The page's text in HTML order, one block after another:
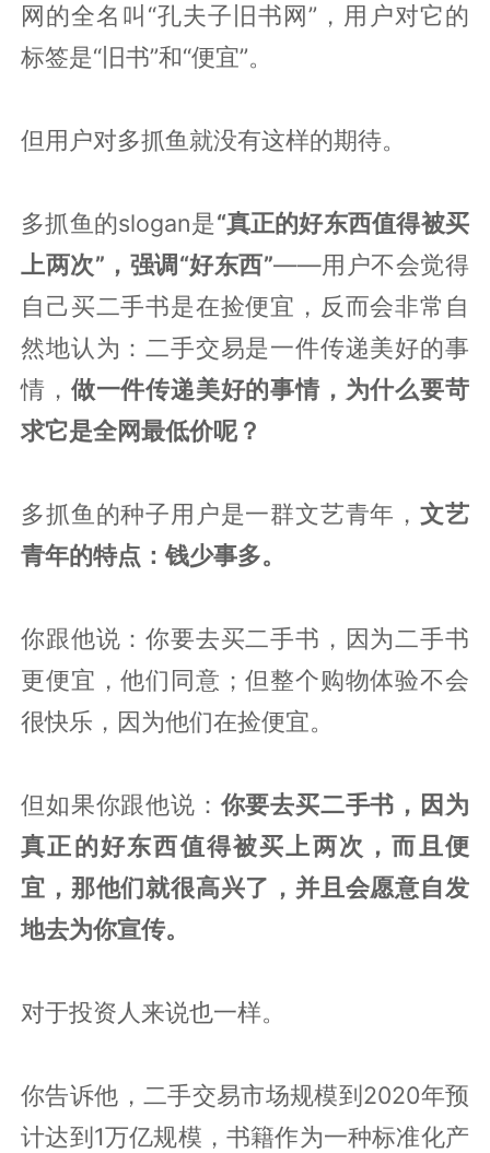
网的全名叫“孔夫子旧书网”，用户对它的
标签是“旧书”和“便宜”。
但用户对多抓鱼就没有这样的期待。
多抓鱼的slogan是“真正的好东西值得被买
上两次”，强调“好东西”——用户不会觉得
自己买二手书是在捡便宜，反而会非常自
然地认为：二手交易是一件传递美好的事
情， 做一件传递美好的事情，为什么要苛
求它是全网最低价呢？
多抓鱼的种子用户是一群文艺青年，文艺
青年的特点：钱少事多。
你跟他说：你要去买二手书，因为二手书
更便宜，他们同意；但整个购物体验不会
很快乐，因为他们在捡便宜。
但如果你跟他说： 你要去买二手书，因为
真正的好东西值得被买上两次，而且便
宜，那他们就很高兴了，并且会愿意自发
地去为你宣传。
对于投资人来说也一样。
你告诉他，二手交易市场规模到2020年预
计达到1万亿规模，书籍作为一种标准化产